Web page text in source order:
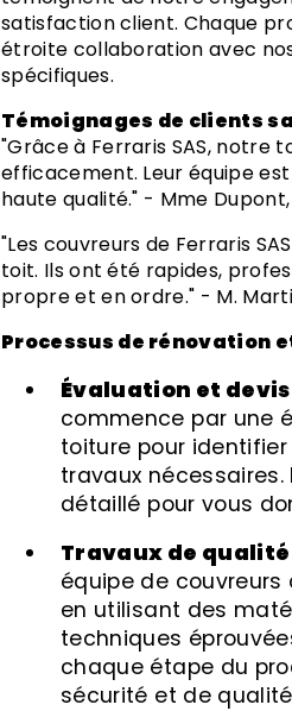
satisfaction client. Chaque
étroite collaboration avec
spécifiques.
Témoignages de clients
"Grâce à Ferraris SAS, notre
efficacement. Leur équipe
haute qualité." - Mme
"Les couvreurs de Ferraris SAS ont fait un excellent travail sur notre
toit. Ils ont été rapides,
propre et en ordre." - M.
Processus de rénovation
Évaluation et
commence par une
toiture pour
travaux
détaillé pour vous
Travaux de qualité
équipe de
en utilisant des
techniques
chaque étape du
sécurité et de